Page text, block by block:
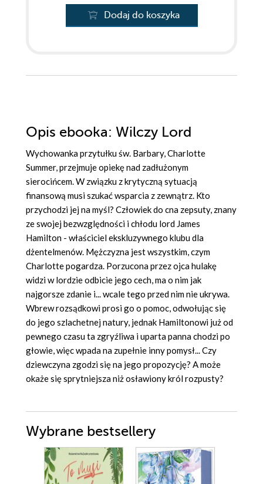
Dodaj do koszyka
Opis ebooka: Wilczy Lord
Wychowanka przytułku św. Barbary, Charlotte
Summer, przejmuje opiekę nad zadłużonym
sierocińcem. W związku z krytyczną sytuacją
finansową musi szukać wsparcia z zewnątrz. Kto
przychodzi jej na myśl? Człowiek do cna zepsuty, znany
ze swojej bezwzględności i chłodu lord James
Hamilton - właściciel ekskluzywnego klubu dla
dżentelmenów. Mężczyzna jest wszystkim, czym
Charlotte pogardza. Porzucona przez ojca hulakę
widzi w lordzie odbicie jego cech, ma o nim jak
najgorsze zdanie i... wcale tego przed nim nie ukrywa.
Wbrew rozsądkowi prosi go o pomoc, odwołując się
do jego szlachetnej natury, jednak Hamiltonowi już od
pewnego czasu ta zgryźliwa i uparta panna chodzi po
głowie, więc wpada na zupełnie inny pomysł... Czy
dziewczyna zgodzi się na jego propozycję? A może
okaże się sprytniejsza niż osławiony król rozpusty?
Wybrane bestsellery